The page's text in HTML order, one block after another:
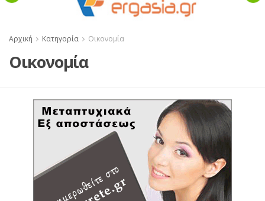
Αρχική Κατηγορία Οικονομία
Οικονομία